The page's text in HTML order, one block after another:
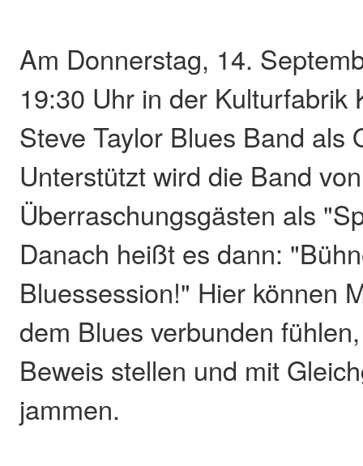
Am Donnerstag, 14.
19:30 Uhr in der Kulturfabrik
Steve Taylor Blues Band als
Unterstützt wird die Band
Überraschungsgästen als
Danach heißt es dann:
Bluessession!" Hier können
dem Blues verbunden
Beweis stellen und mit
jammen.